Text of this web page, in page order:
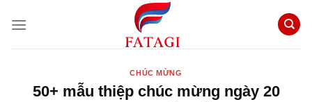
đến
CHÚC MỪNG
50+ mẫu thiệp chúc mừng ngày 20